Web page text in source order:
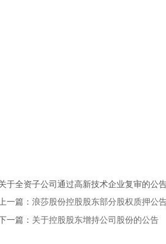
于全资子公司通过高新技术企业复审的公
一篇： 浪莎股份控股股东部分股权质押公
一篇： 关于控股股东增持公司股份的公告